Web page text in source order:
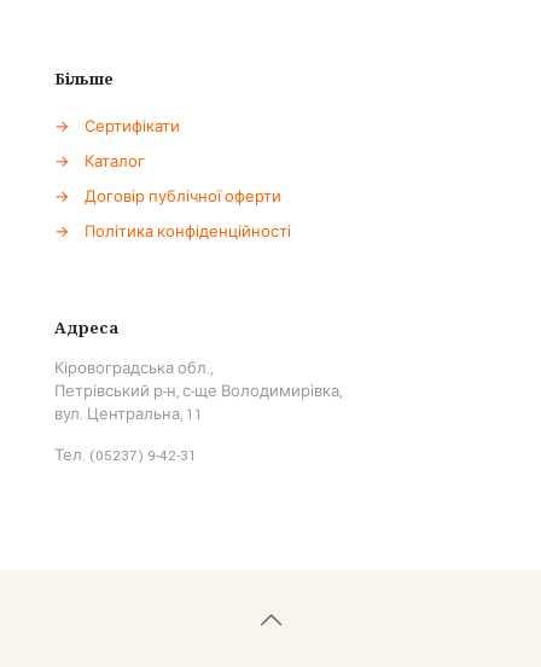
Більше
→
Сертифікати
→
Каталог
→
Договір публічної оферти
→
Політика конфіденційності
Адреса
Кіровоградська обл.,
Петрівський р-н, с-ще Володимирівка,
вул. Центральна, 11
Тел. (05237) 9-42-31